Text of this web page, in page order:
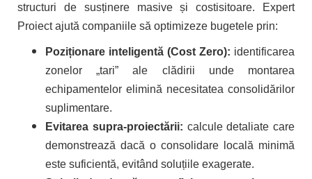
structuri de susținere masive și costisitoare. Expert
Proiect ajută companiile să optimizeze bugetele prin:
Poziționare inteligentă (Cost Zero): identificarea
zonelor „tari” ale clădirii unde montarea
echipamentelor elimină necesitatea consolidărilor
suplimentare.
Evitarea supra-proiectării: calcule detaliate care
demonstrează dacă o consolidare locală minimă
este suficientă, evitând soluțiile exagerate.